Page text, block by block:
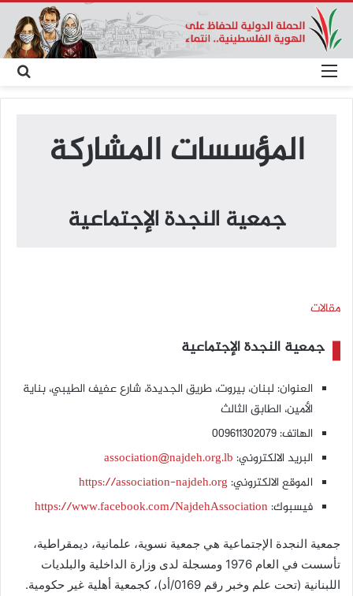
عن
القائمة
المؤسسات المشاركة
جمعية النجدة الإجتماعية
مقالات
جمعية النجدة الإجتماعية
العنوان: لبنان، بيروت، طريق الجديدة، شارع عفيف الطيبي، بناية
الأمين، الطابق الثالث
الهاتف: 009611302079
البريد الالكتروني: association@najdeh.org.lb
الموقع الالكتروني:https://association-najdeh.org
فيسبوك: https://www.facebook.com/NajdehAssociation
جمعية النجدة الإجتماعية هي جمعية نسوية، علمانية، ديمقراطية،
تأسست في العام 1976 ومسجلة لدى وزارة الداخلية والبلديات
اللبنانية (تحت علم وخبر رقم 0169/أد)، كجمعية أهلية غير حكومية.